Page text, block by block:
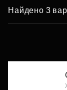
Найдено 3